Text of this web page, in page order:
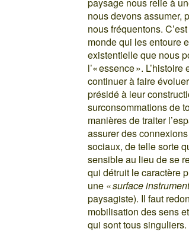
nous devons assumer,
nous fréquentons.
monde qui les entoure
existentielle que nous
l’« essence ».
continuer à faire
présidé à leur
surconsommations de
manières de traiter
assurer des
sociaux, de telle sorte
sensible au lieu de se
qui détruit le caractère
une «surface
paysagiste). Il faut
mobilisation des sens
qui sont tous singuliers.